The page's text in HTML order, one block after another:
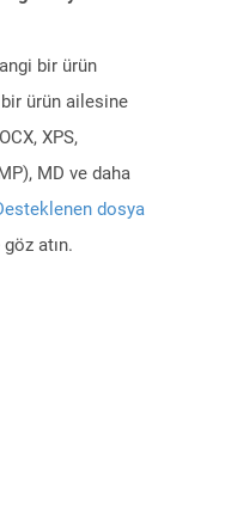
bir ürün
ürün ailesine
XPS,
MD ve daha
dosya
atın.